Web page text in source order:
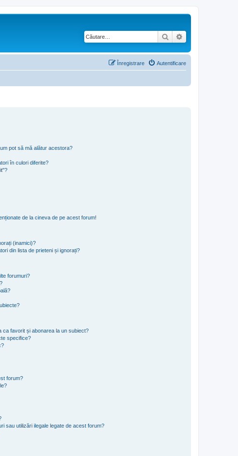
Căutare
Autentificare
Înregistrare
pot să mă alătur acestora?
în culori diferite?
de la cineva de pe acest forum!
(inamici)?
din lista de prieteni și ignorați?
forumuri?
ca favorit și abonarea la un subiect?
specifice?
forum?
sau utilizări ilegale legate de acest forum?